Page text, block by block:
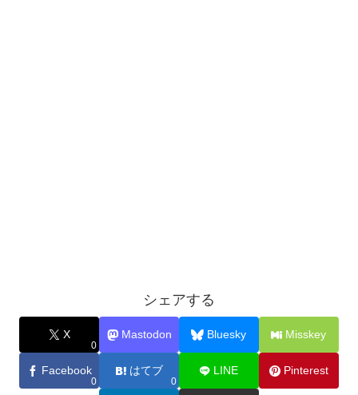
シェアする
X
0
Mastodon Bluesky Misskey
Facebook
0
はてブ
0
LINE Pinterest